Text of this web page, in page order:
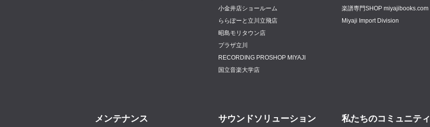
小金井店ショールーム
ららぽーと立川立飛店
昭島モリタウン店
プラザ立川
RECORDING PROSHOP MIYAJI
国立音楽大学店
楽譜専門SHOP miyajibooks.com
Miyaji Import Division
メンテナンス サウンドソリューション 私たちのコミュニティ